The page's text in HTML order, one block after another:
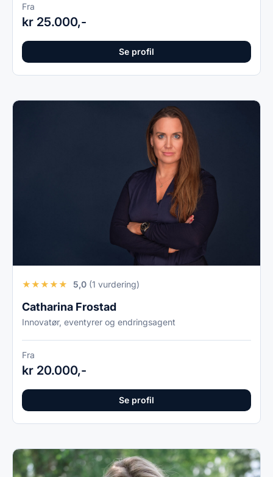
Fra
kr 25.000,-
Se profil
★★★★★ 5,0 (1 vurdering)
Catharina Frostad
Innovatør, eventyrer og endringsagent
Fra
kr 20.000,-
Se profil